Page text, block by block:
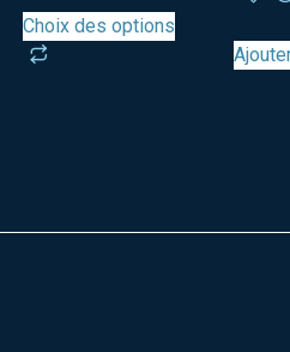
Choix des options